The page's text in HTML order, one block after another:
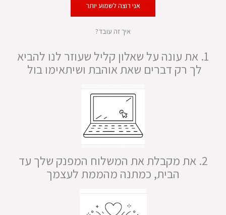
אני רוצה לשמוע יותר
איך זה עובד?
1. את עונה על שאלון קליל שעוזר לנו להביא
לך רק דברים שאת אוהבת ושיתאימו בול
2. את מקבלת את המשלוח המפנק שלך עד
הבית, כמתנה מהממת לעצמך